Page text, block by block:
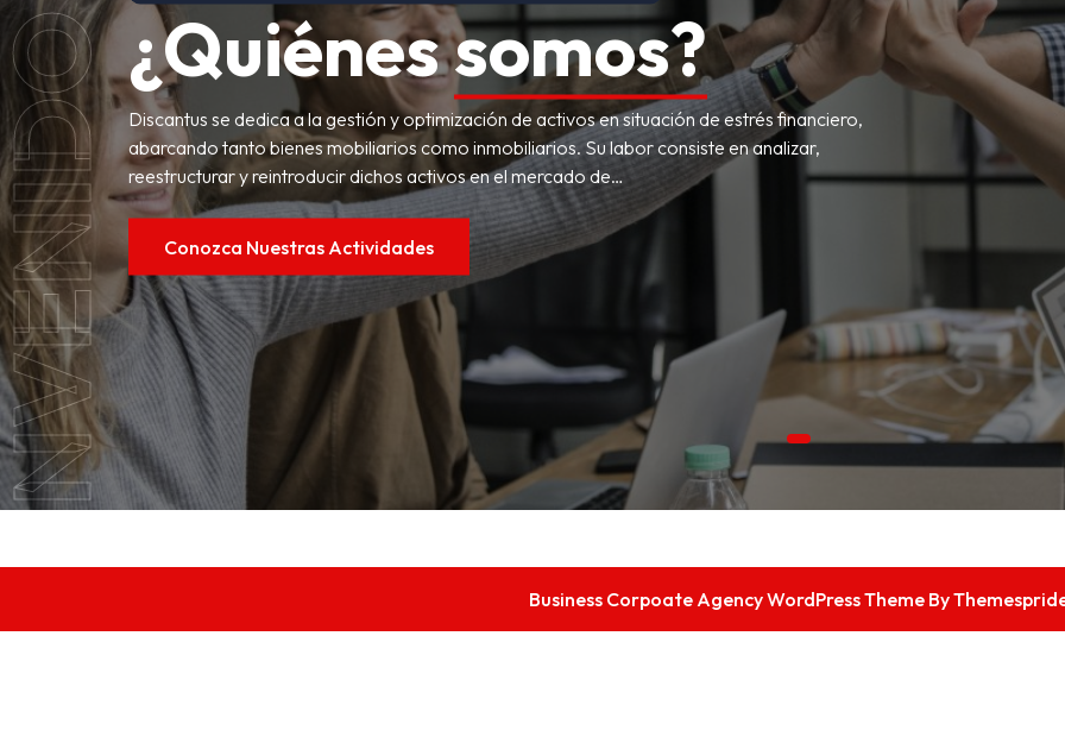
¿Quiénessomos?
Discantus se dedica a la gestión y optimización de activos en situación de estrés financiero,
abarcando tanto bienes mobiliarios como inmobiliarios. Su labor consiste en analizar,
reestructurar y reintroducir dichos activos en el mercado de…
Conozca Nuestras Actividades
Business Corpoate Agency WordPress Theme By